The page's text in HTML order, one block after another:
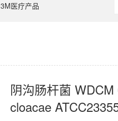
3M医疗产品
阴沟肠杆菌
cloacae